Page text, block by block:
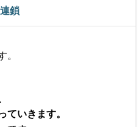
鎖
。
ていきます。